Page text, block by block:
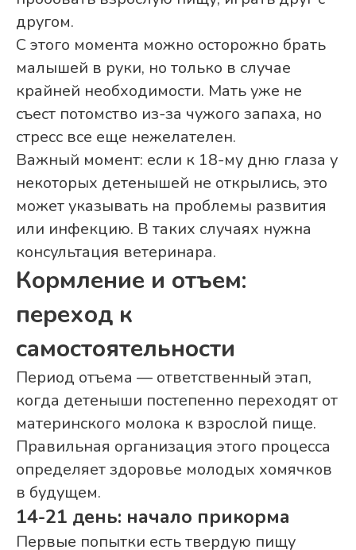
другом.
С этого момента можно осторожно брать
малышей в руки, но только в случае
крайней необходимости. Мать уже не
съест потомство из-за чужого запаха, но
стресс все еще нежелателен.
Важный момент: если к 18-му дню глаза у
некоторых детенышей не открылись, это
может указывать на проблемы развития
или инфекцию. В таких случаях нужна
консультация ветеринара.
Кормление и отъем:
переход к
самостоятельности
Период отъема — ответственный этап,
когда детеныши постепенно переходят от
материнского молока к взрослой пище.
Правильная организация этого процесса
определяет здоровье молодых хомячков
в будущем.
14-21 день: начало прикорма
Первые попытки есть твердую пищу